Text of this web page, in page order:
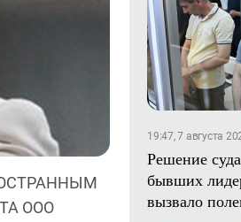
ООО
19:47, 7 августа
Решение
бывших
вызвало